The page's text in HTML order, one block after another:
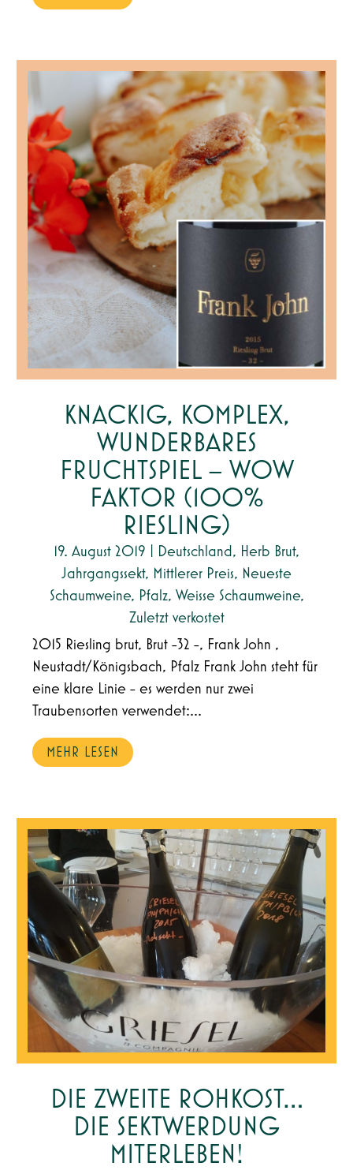
KNACKIG, KOMPLEX,
WUNDERBARES
FRUCHTSPIEL – WOW
FAKTOR (100%
RIESLING)
19. August 2019 Deutschland , Herb Brut,
Jahrgangssekt, Mittlerer Preis, Neueste
Schaumweine, Pfalz, Weisse Schaumweine,
Zuletzt verkostet
2015 Riesling brut, Brut -32 -, Frank John ,
Neustadt/Königsbach, Pfalz Frank John steht für
eine klare Linie - es werden nur zwei
Traubensorten verwendet:...
MEHR LESEN
DIE ZWEITE ROHKOST…
DIE SEKTWERDUNG
MITERLEBEN!